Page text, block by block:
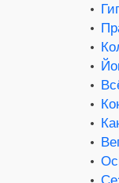
•
•
•
•
•
•
•
•
•